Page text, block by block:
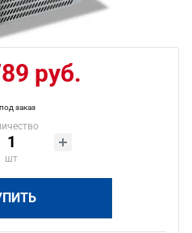
руб.
под заказ
шт